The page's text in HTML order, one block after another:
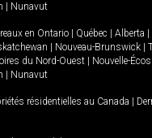
Nunavut
en Ontario Québec Alberta
Nouveau-Brunswick
du Nord-Ouest Nouvelle-
Nunavut
résidentielles au Canada